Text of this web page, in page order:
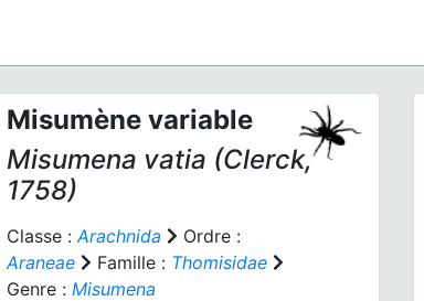
Misumène variable
Misumena vatia (Clerck,
1758)
Classe :Arachnida
Ordre :
Araneae
Famille : Thomisidae
Genre : Misumena